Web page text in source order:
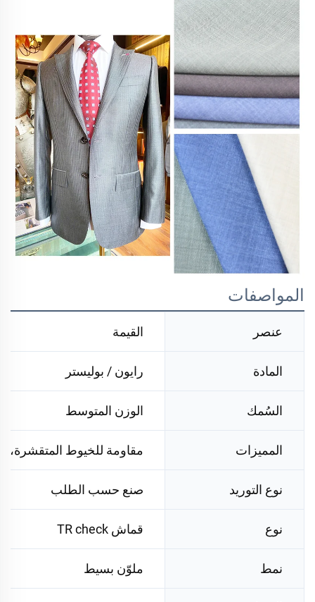
المواصفات
عنصر القيمة
المادة رايون / بوليستر
السُمك الوزن المتوسط
المميزات مقاومة للخيوط المتقشرة،
نوع التوريد صنع حسب الطلب
نوع قماش TR check
نمط ملوّن بسيط